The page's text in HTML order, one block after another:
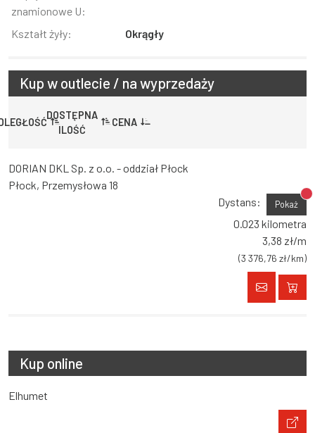
znamionowe U:
Kształt żyły: Okrągły
Kup w outlecie / na wyprzedaży
DOSTĘPNA
ILOŚĆ
CENA
DORIAN DKL Sp. z o.o. - oddział Płock
Płock, Przemysłowa 18
Dystans:
Pokaż
0.023 kilometra
3,38 zł/m
(3 376,76 zł/km)
Kup online
Elhumet